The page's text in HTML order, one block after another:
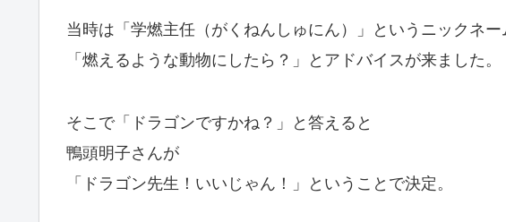
当時は「学燃主任（がくねんしゅにん）」というニックネ
「燃えるような動物にしたら？」とアドバイスが来ました。
そこで「ドラゴンですかね？」と答えると
鴨頭明子さんが
「ドラゴン先生！いいじゃん！」ということで決定。